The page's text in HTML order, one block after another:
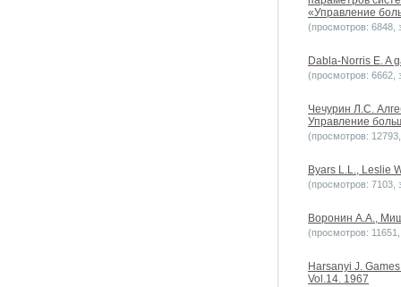
«Управление
(просмотров: 6848,
Dabla-Norris E. A
(просмотров: 6662,
Чечурин Л.С.
Управление
(просмотров:
Byars L.L., Leslie
(просмотров: 7103,
Воронин А.А.,
(просмотров:
Harsanyi J.
Vol.14. 1967